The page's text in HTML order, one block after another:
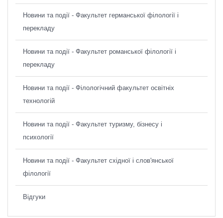
Новини та події - Факультет германської філології і
перекладу
Новини та події - Факультет романської філології і
перекладу
Новини та події - Філологічний факультет освітніх
технологій
Новини та події - Факультет туризму, бізнесу і
психології
Новини та події - Факультет східної і слов'янської
філології
Відгуки